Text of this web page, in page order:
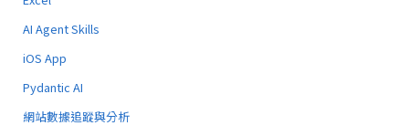
AI Agent Skills
iOS App
Pydantic AI
網站數據追蹤與分析